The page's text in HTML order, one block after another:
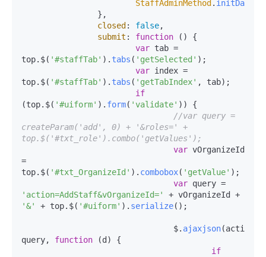
StaffAdminMethod . initData
closed : false,
submit : function ( ) {
var tab =
top.$( '#staffTab' ). tabs ( 'getSelected' );
var index =
top.$( '#staffTab' ). tabs ( 'getTabIndex' , tab);
if
(top.$( '#uiform' ). form( 'validate' )) {
//var query =
createParam('add', 0) + '&roles=' +
top.$('#txt_role').combo('getValues');
var vOrganizeId
=
top.$( '#txt_OrganizeId' ). combobox( 'getValue' );
var
'action=AddStaff&vOrganizeId='
'&'
+ top.$( '#uiform' ). serialize();
				$.
ajaxjson
query, function (d ) {
if